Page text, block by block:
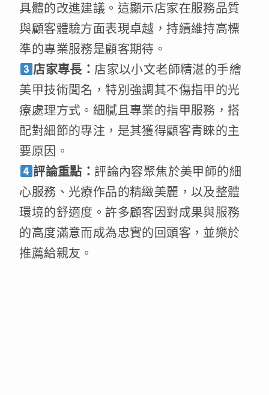
具體的改進建議。這顯示店家在服務品質
與顧客體驗方面表現卓越，持續維持高標
準的專業服務是顧客期待。
店家專長： 店家以小文老師精湛的手繪
美甲技術聞名，特別強調其不傷指甲的光
療處理方式。細膩且專業的指甲服務，搭
配對細節的專注，是其獲得顧客青睞的主
要原因。
評論重點： 評論內容聚焦於美甲師的細
心服務、光療作品的精緻美麗，以及整體
環境的舒適度。許多顧客因對成果與服務
的高度滿意而成為忠實的回頭客，並樂於
推薦給親友。